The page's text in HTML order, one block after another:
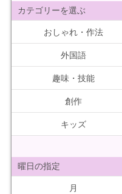
カテゴリーを選ぶ
おしゃれ・作法
外国語
趣味・技能
創作
キッズ
曜日の指定
月